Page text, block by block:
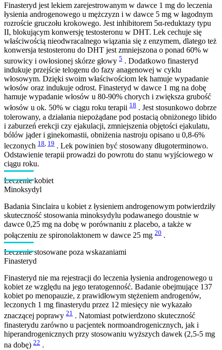
Finasteryd jest lekiem zarejestrowanym w dawce 1 mg do leczenia
łysienia androgenowego u mężczyzn i w dawce 5 mg w łagodnym
rozroście gruczołu krokowego. Jest inhibitorem 5α-reduktazy typu
II, blokującym konwersję testosteronu w DHT. Lek cechuje się
właściwością nieodwracalnego wiązania się z enzymem, dlatego też
konwersja testosteronu do DHT jest zmniejszona o ponad 60% w
surowicy i owłosionej skórze głowy 5 . Dodatkowo finasteryd
indukuje przejście telogenu do fazy anagenowej w cyklu
włosowym. Dzięki swoim właściwościom lek hamuje wypadanie
włosów oraz indukuje odrost. Finasteryd w dawce 1 mg na dobę
hamuje wypadanie włosów u 80-90% chorych i zwiększa grubość
włosów u ok. 50% w ciągu roku terapii 18 . Jest stosunkowo dobrze
tolerowany, a działania niepożądane pod postacią obniżonego libido
i zaburzeń erekcji czy ejakulacji, zmniejszenia objętości ejakulatu,
bólów jąder i ginekomastii, obniżenia nastroju opisano u 0,8-6%
leczonych 18 19 . Lek powinien być stosowany długoterminowo.
Odstawienie terapii prowadzi do powrotu do stanu wyjściowego w
ciągu roku.
Leczenie kobiet
Minoksydyl
Badania Sinclaira u kobiet z łysieniem androgenowym potwierdziły
skuteczność stosowania minoksydylu podawanego doustnie w
dawce 0,25 mg na dobę w porównaniu z placebo, a także w
połączeniu ze spironolaktonem w dawce 25 mg 20 .
Leczenie stosowane poza wskazaniami
Finasteryd
Finasteryd nie ma rejestracji do leczenia łysienia androgenowego u
kobiet ze względu na jego teratogenność. Badanie obejmujące 137
kobiet po menopauzie, z prawidłowym stężeniem androgenów,
leczonych 1 mg finasterydu przez 12 miesięcy nie wykazało
znaczącej poprawy 21 . Natomiast potwierdzono skuteczność
finasterydu zarówno u pacjentek normoandrogenicznych, jak i
hiperandrogenicznych przy stosowaniu wyższych dawek (2,5-5 mg
na dobę) 22 .